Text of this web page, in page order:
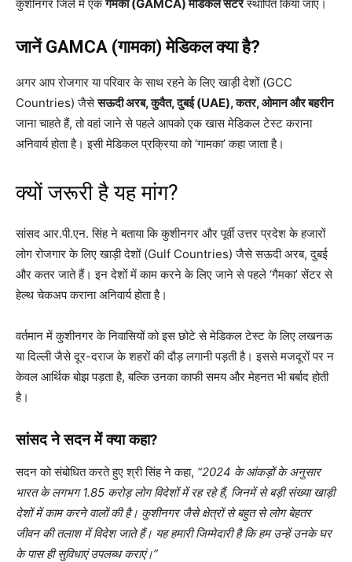
कुशीनगर जिले में एकगैमका (GAMCA) मेडिकल सेंटरस्थापित किया जाए।
जानें GAMCA (गामका) मेडिकल क्या है?
अगर आप रोजगार या परिवार के साथ रहने के लिए खाड़ी देशों (GCC
Countries) जैसेसऊदी अरब, कुवैत, दुबई (UAE), कतर, ओमान और बहरीन
जाना चाहते हैं, तो वहां जाने से पहले आपको एक खास मेडिकल टेस्ट कराना
अनिवार्य होता है। इसी मेडिकल प्रक्रिया को ‘गामका’ कहा जाता है।
क्यों जरूरी है यह मांग?
सांसद आर.पी.एन. सिंह ने बताया कि कुशीनगर और पूर्वी उत्तर प्रदेश के हजारों
लोग रोजगार के लिए खाड़ी देशों (Gulf Countries) जैसे सऊदी अरब, दुबई
और कतर जाते हैं। इन देशों में काम करने के लिए जाने से पहले ‘गैमका’ सेंटर से
हेल्थ चेकअप कराना अनिवार्य होता है।
वर्तमान में कुशीनगर के निवासियों को इस छोटे से मेडिकल टेस्ट के लिए लखनऊ
या दिल्ली जैसे दूर-दराज के शहरों की दौड़ लगानी पड़ती है। इससे मजदूरों पर न
केवल आर्थिक बोझ पड़ता है, बल्कि उनका काफी समय और मेहनत भी बर्बाद होती
है।
सांसद ने सदन में क्या कहा?
सदन को संबोधित करते हुए श्री सिंह ने कहा, “2024 के आंकड़ों के अनुसार
भारत के लगभग 1.85 करोड़ लोग विदेशों में रह रहे हैं, जिनमें से बड़ी संख्या खाड़ी
देशों में काम करने वालों की है। कुशीनगर जैसे क्षेत्रों से बहुत से लोग बेहतर
जीवन की तलाश में विदेश जाते हैं। यह हमारी जिम्मेदारी है कि हम उन्हें उनके घर
के पास ही सुविधाएं उपलब्ध कराएं।”